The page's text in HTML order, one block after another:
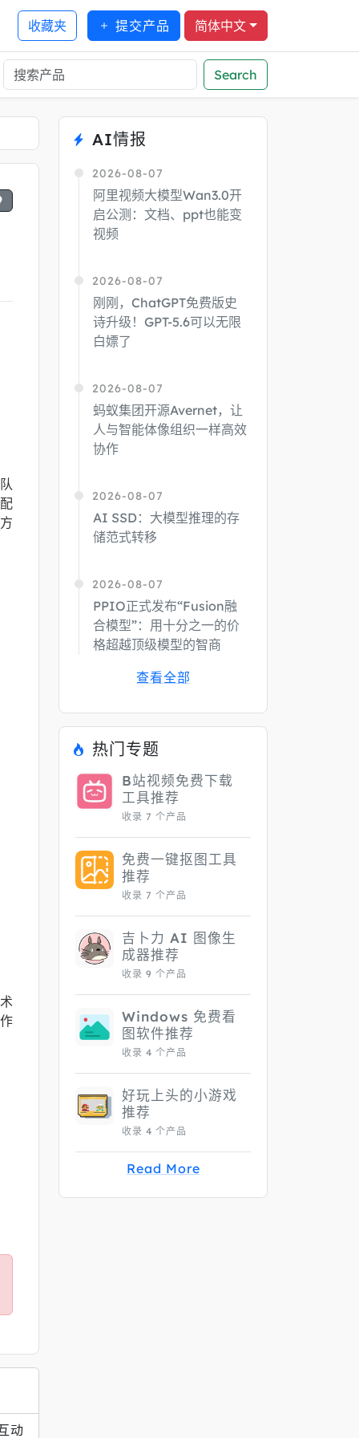
收藏夹 提交产品 简体中文
Search
动
AI情报
2026-08-07
阿里视频大模型Wan3.0开
启公测：文档、ppt也能变
视频
2026-08-07
刚刚，ChatGPT免费版史
诗升级！GPT-5.6可以无限
白嫖了
2026-08-07
蚂蚁集团开源Avernet，让
人与智能体像组织一样高效
协作
2026-08-07
AI SSD：大模型推理的存
储范式转移
2026-08-07
PPIO正式发布“Fusion融
合模型”：用十分之一的价
格超越顶级模型的智商
查看全部
热门专题
B站视频免费下载
工具推荐
收录 7 个产品
免费一键抠图工具
推荐
收录 7 个产品
吉卜力 AI 图像生
成器推荐
收录 9 个产品
Windows 免费看
图软件推荐
收录 4 个产品
好玩上头的小游戏
推荐
收录 4 个产品
Read More